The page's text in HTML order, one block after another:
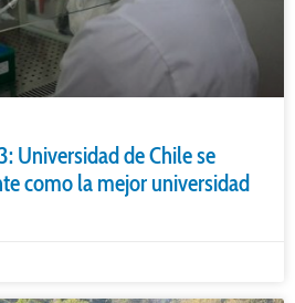
Universidad de Chile se
como la mejor universidad